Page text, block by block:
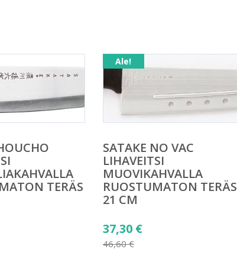
TERÄS
Ale!
SATAKE NO VAC
LIHAVEITSI
MUOVIKAHVALLA
RUOSTUMATON TERÄS
21 CM
46,60€
Alkuperäinen
hinta
37,30 €